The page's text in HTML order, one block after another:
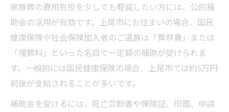
家族葬の費用負担を少しでも軽減したい方には、公的補
助金の活用が有効です。上尾市にお住まいの場合、国民
健康保険や社会保険加入者のご遺族は「葬祭費」または
「埋葬料」といった名目で一定額の補助が受けられま
す。一般的には国民健康保険の場合、上尾市では約5万円
前後が支給されることが多いです。
補助金を受けるには、死亡診断書や保険証、印鑑、申請